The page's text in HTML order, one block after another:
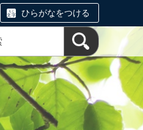
ひらがなをつける